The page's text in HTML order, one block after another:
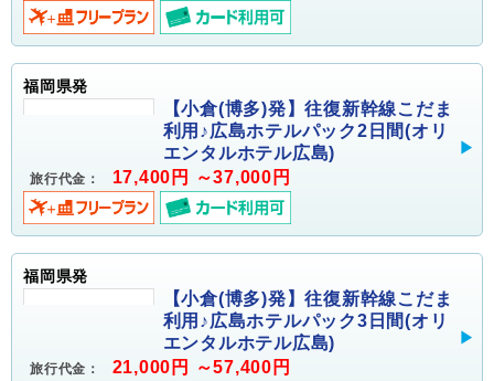
福岡県発
【小倉(博多)発】往復新幹線こだま
利用♪広島ホテルパック2日間(オリ
エンタルホテル広島)
旅行代金： 17,400円 ～37,000円
福岡県発
【小倉(博多)発】往復新幹線こだま
利用♪広島ホテルパック3日間(オリ
エンタルホテル広島)
旅行代金： 21,000円 ～57,400円